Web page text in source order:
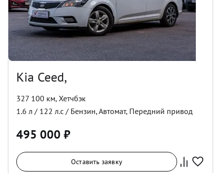
Kia Ceed,
327 100 км, Хетчбэк
1.6 л / 122 л.с / Бензин,Автомат, Передний привод
495 000 ₽
Оставить заявку